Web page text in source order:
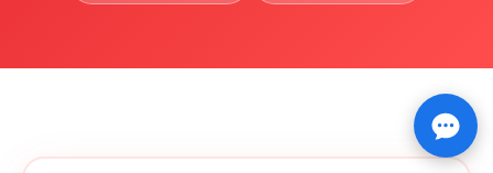
Copyright © 2026 รับทำวิจัย รับทำวิทยานิพนธ์ รับทำ⇧